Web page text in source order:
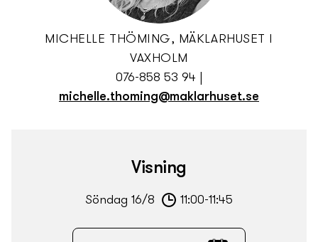
MICHELLE THÖMING, MÄKLARHUSET I
VAXHOLM
076-858 53 94
michelle.thoming@maklarhuset.se
Visning
Söndag 16/8 11:00-11:45